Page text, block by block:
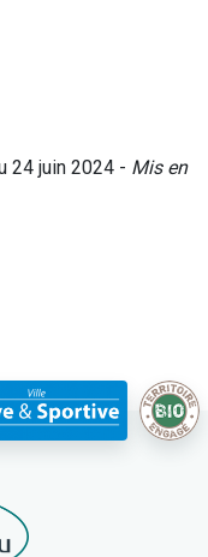
24 juin 2024 - Mis en